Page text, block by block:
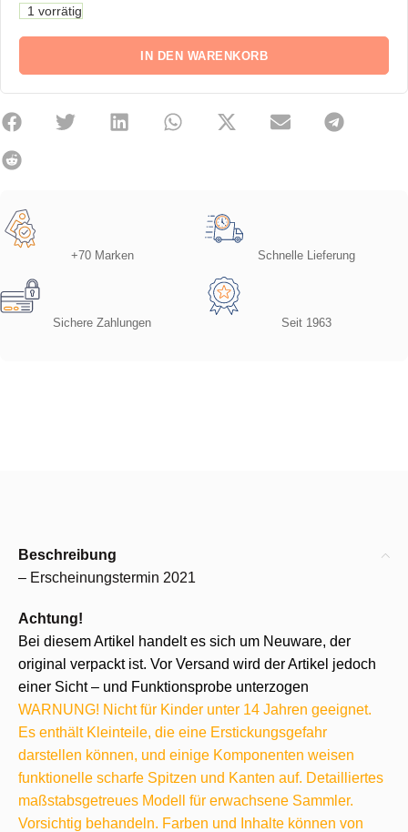
1 vorrätig
IN DEN WARENKORB
+70 Marken Schnelle Lieferung
Sichere Zahlungen Seit 1963
Beschreibung
– Erscheinungstermin 2021
Achtung!
Bei diesem Artikel handelt es sich um Neuware, der
original verpackt ist. Vor Versand wird der Artikel jedoch
einer Sicht – und Funktionsprobe unterzogen
WARNUNG! Nicht für Kinder unter 14 Jahren geeignet.
Es enthält Kleinteile, die eine Erstickungsgefahr
darstellen können, und einige Komponenten weisen
funktionelle scharfe Spitzen und Kanten auf. Detailliertes
maßstabsgetreues Modell für erwachsene Sammler.
Vorsichtig behandeln. Farben und Inhalte können von